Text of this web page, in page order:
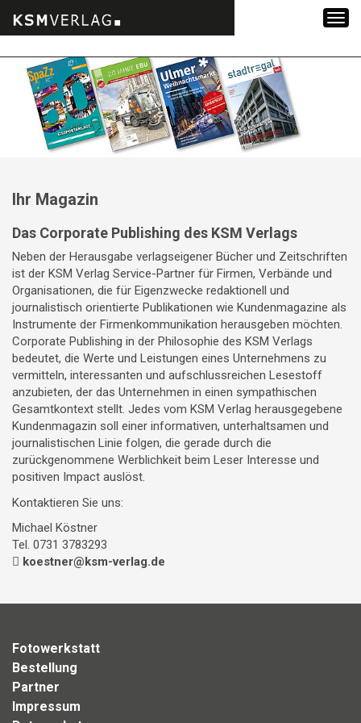
Inhalt
springen
Ihr Magazin
Das Corporate Publishing des KSM Verlags
Neben der Herausgabe verlagseigener Bücher und Zeitschriften
ist der KSM Verlag Service-Partner für Firmen, Verbände und
Organisationen, die für Eigenzwecke redaktionell und
journalistisch orientierte Publikationen wie Kundenmagazine als
Instrumente der Firmenkommunikation herausgeben möchten.
Corporate Publishing in der Philosophie des KSM Verlags
bedeutet, die Werte und Leistungen eines Unternehmens zu
vermitteln, interessanten und aufschlussreichen Lesestoff
anzubieten, der das Unternehmen in einen sympathischen
Gesamtkontext stellt. Jedes vom KSM Verlag herausgegebene
Kundenmagazin soll einer informativen, unterhaltsamen und
journalistischen Linie folgen, die gerade durch die
zurückgenommene Werblichkeit beim Leser Interesse und
positiven Impact auslöst.
Kontaktieren Sie uns:
Michael Köstner
Tel. 0731 3783293
koestner@ksm-verlag.de
Fotowerkstatt
Bestellung
Partner
Impressum